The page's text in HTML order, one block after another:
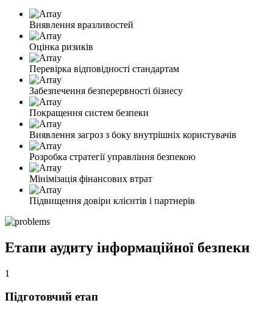
Виявлення вразливостей
Оцінка ризиків
Перевірка відповідності стандартам
Забезпечення безперервності бізнесу
Покращення систем безпеки
Виявлення загроз з боку внутрішніх користувачів
Розробка стратегії управління безпекою
Мінімізація фінансових втрат
Підвищення довіри клієнтів і партнерів
Етапи аудиту інформаційної безпеки
1
Підготовчий етап